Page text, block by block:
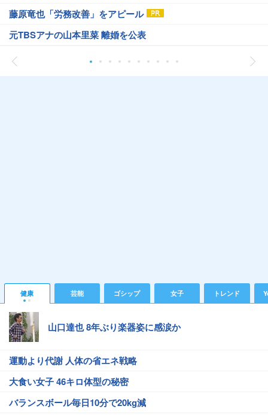
藤原竜也「労務改善」をアピール
元TBSアナの山本里菜 離婚を公表
健康 芸能 ゴシップ 女子 トレンド
山口達也 8年ぶり楽器姿に感涙か
運動より代謝 人体の省エネ戦略
大食い女子 46キロ体型の秘密
バランスボール毎日10分で20kg減